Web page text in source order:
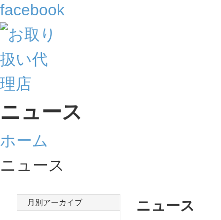
ニュース
ホーム
ニュース
ニュース
月別アーカイブ